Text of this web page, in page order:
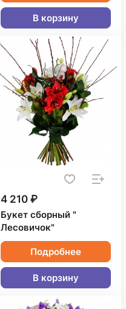
В корзину
4 210 ₽
Букет сборный "
Лесовичок"
Подробнее
В корзину